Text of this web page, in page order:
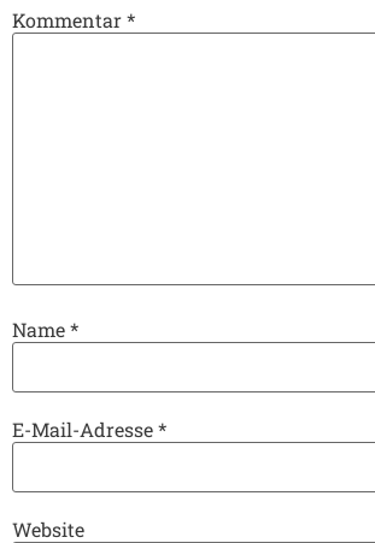
Kommentar*
Name*
E-Mail-Adresse*
Website